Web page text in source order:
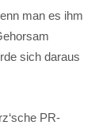
man es ihm
sich daraus
PR-